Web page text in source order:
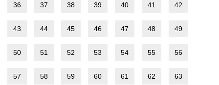
36 37 38 39 40 41 42
43 44 45 46 47 48 49
50 51 52 53 54 55 56
57 58 59 60 61 62 63